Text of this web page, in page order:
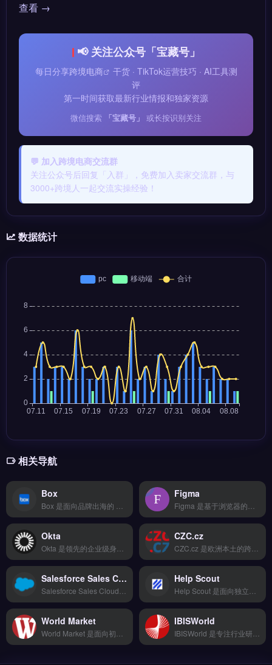
查看 →
📢 关注公众号「宝藏号」
每日分享跨境电商
干货 · TikTok运营技巧 · AI工具测
评
第一时间获取最新行业情报和独家资源
微信搜索 「宝藏号」 或长按识别关注
💬 加入跨境电商交流群
关注公众号后回复「入群」，免费加入卖家交流群，与
3000+跨境人一起交流实操经验！
数据统计
相关导航
Box Figma
Okta CZC.cz
Salesforce Sales Cloud Help Scout
World Market IBISWorld